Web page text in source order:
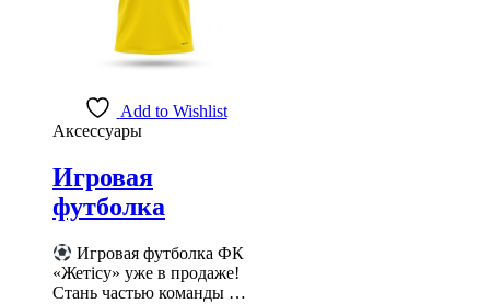
Add to Wishlist
Аксессуары
Игровая
футболка
Игровая футболка ФК
«Жетісу» уже в продаже!
Стань частью команды …